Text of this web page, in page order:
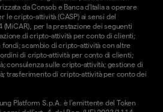
da Consob e Banca d'Italia a operare
le cripto-attività (CASP) ai sensi del
(MiCAR), per la prestazione dei seguenti
di cripto-attività per conto di clienti;
scambio di cripto-attività con altre
di cripto-attività per conto di clienti;
consulenza sulle cripto-attività; gestione di
trasferimento di cripto-attività per conto dei
Platform S.p.A. è l'emittente del Token